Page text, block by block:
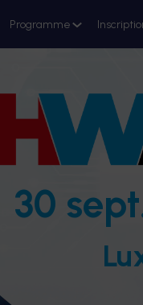
Programme
30